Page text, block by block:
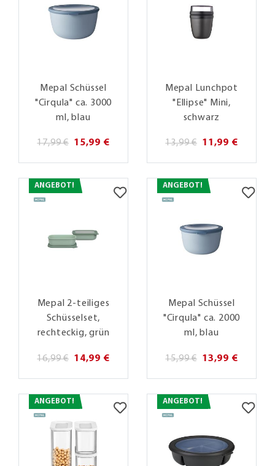
Mepal Schüssel
"Cirqula" ca. 3000
ml, blau
17,99 € 15,99 €
Mepal Lunchpot
"Ellipse" Mini,
schwarz
13,99 € 11,99 €
ANGEBOT!
Mepal 2-teiliges
Schüsselset,
rechteckig, grün
16,99 € 14,99 €
ANGEBOT!
Mepal Schüssel
"Cirqula" ca. 2000
ml, blau
15,99 € 13,99 €
ANGEBOT! ANGEBOT!